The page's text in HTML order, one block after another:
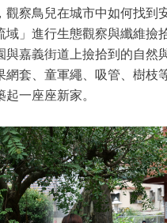
觀察鳥兒在城市中如何找到
域」進行生態觀察與纖維撿
與嘉義街道上撿拾到的自
網套、童軍繩、吸管、樹枝
起一座座新家。